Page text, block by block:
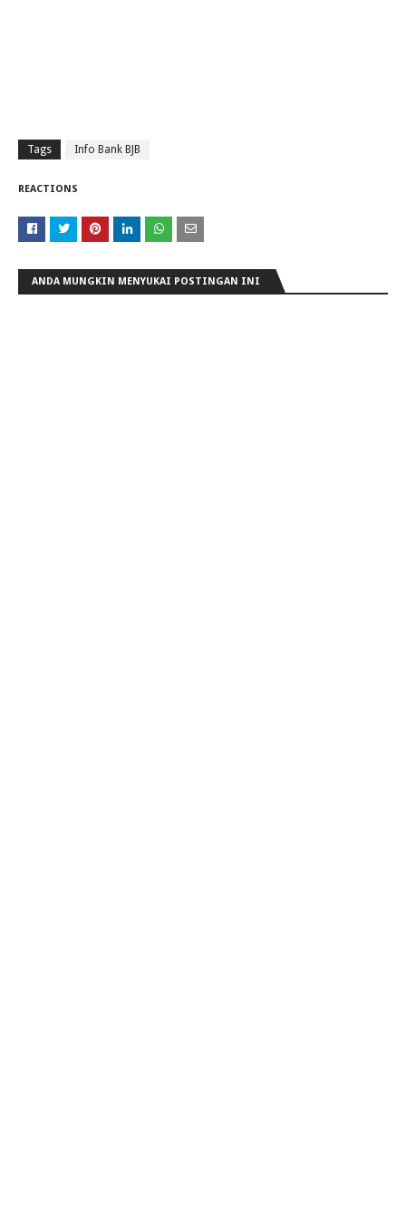
Tags Info Bank BJB
REACTIONS
ANDA MUNGKIN MENYUKAI POSTINGAN INI